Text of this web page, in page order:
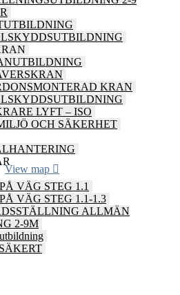
KRAN
LYFT – ISO
OCH SÄKERHET
VÄG STEG 1.1
VÄG STEG 1.1-1.3
ALLMÄN
2-9M
View map